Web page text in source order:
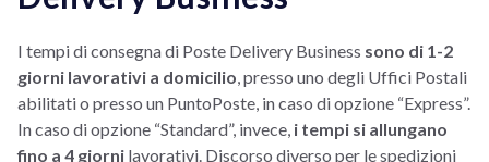
I tempi di consegna di Poste Delivery Business sono di 1-2
giorni lavorativi a domicilio , presso uno degli Uffici Postali
abilitati o presso un PuntoPoste, in caso di opzione “Express”.
In caso di opzione “Standard”, invece, i tempi si allungano
fino a 4 giorni lavorativi. Discorso diverso per le spedizioni